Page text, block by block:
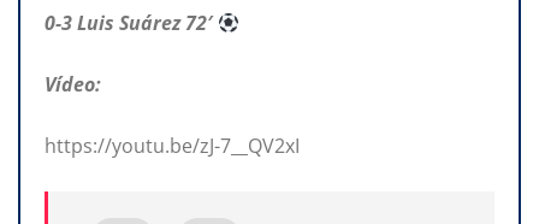
0-3 Luis Suárez 72′
Vídeo:
https://youtu.be/zJ-7__QV2xI